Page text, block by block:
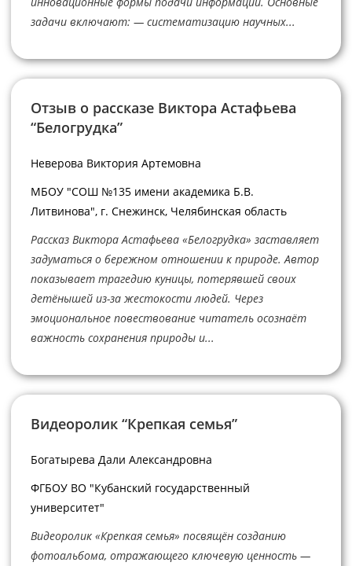
задачи включают: — систематизацию научных...
Отзыв о рассказе Виктора Астафьева
“Белогрудка”
Неверова Виктория Артемовна
МБОУ "СОШ №135 имени академика Б.В.
Литвинова", г. Снежинск, Челябинская область
Рассказ Виктора Астафьева «Белогрудка» заставляет
задуматься о бережном отношении к природе. Автор
показывает трагедию куницы, потерявшей своих
детёнышей из-за жестокости людей. Через
эмоциональное повествование читатель осознаёт
важность сохранения природы и...
Видеоролик “Крепкая семья”
Богатырева Дали Александровна
ФГБОУ ВО "Кубанский государственный
университет"
Видеоролик «Крепкая семья» посвящён созданию
фотоальбома, отражающего ключевую ценность —